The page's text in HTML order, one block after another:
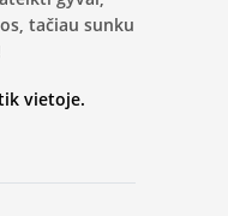
tačiau sunku
vietoje.